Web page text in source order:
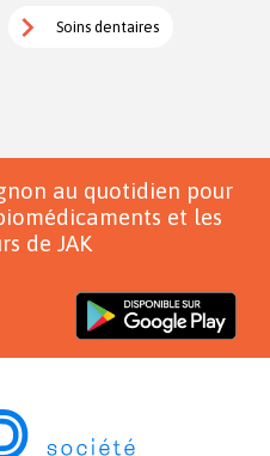
Soins dentaires
au quotidien pour
et les
de JAK